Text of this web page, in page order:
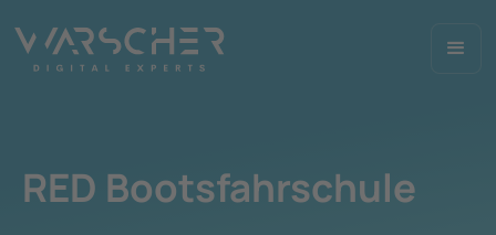
RED Bootsfahrschule